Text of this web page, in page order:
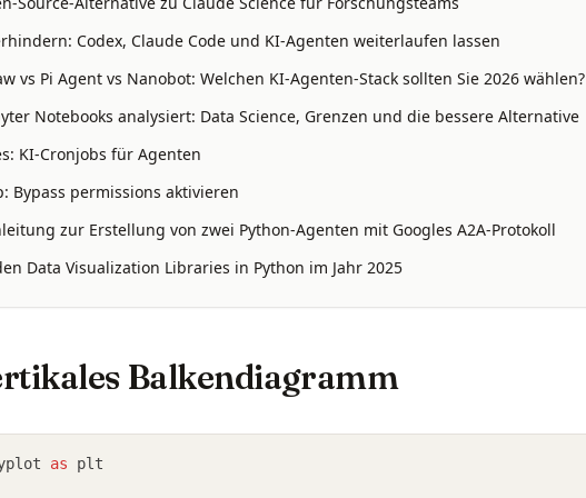
Codex, Claude Code und KI-Agenten weiterlaufen lassen
vs Pi Agent vs Nanobot: Welchen KI-Agenten-Stack sollten Sie 2026 wählen?
Notebooks analysiert: Data Science, Grenzen und die bessere Alternative
KI-Cronjobs für Agenten
Bypass permissions aktivieren
zur Erstellung von zwei Python-Agenten mit Googles A2A-Protokoll
Data Visualization Libraries in Python im Jahr 2025
Balkendiagramm
as plt